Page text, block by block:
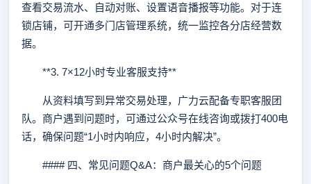
查看交易流水、自动对账、设置语音播报等功能。对于连
锁店铺，可开通多门店管理系统，统一监控各分店经营数
据。
**3. 7×12小时专业客服支持**
从资料填写到异常交易处理，广力云配备专职客服团
队。商户遇到问题时，可通过公众号在线咨询或拨打400电
话，确保问题“1小时内响应，4小时内解决”。
#### 四、常见问题Q&A：商户最关心的5个问题